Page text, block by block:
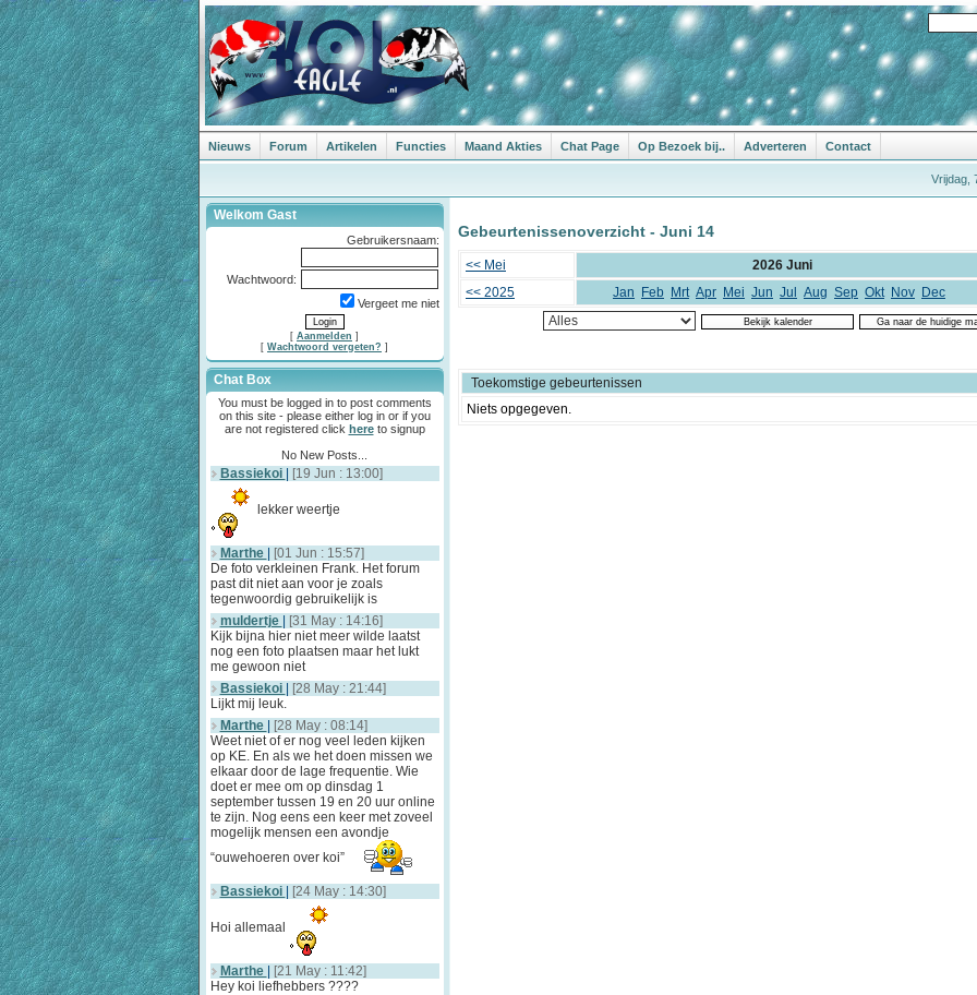
Nieuws Forum Artikelen Functies Maand Akties Chat Page Op Bezoek bij.. Adverteren Contact
Vrijdag,
Welkom Gast
Gebruikersnaam:
Wachtwoord:
Vergeet me niet
[ Aanmelden ]
[ Wachtwoord vergeten? ]
Chat Box
You must be logged in to post comments
on this site - please either log in or if you
are not registered click hereto signup
No New Posts...
Bassiekoi [19 Jun : 13:00]
lekker weertje
Marthe
[01 Jun : 15:57]
De foto verkleinen Frank. Het forum
past dit niet aan voor je zoals
tegenwoordig gebruikelijk is
muldertje
[31 May : 14:16]
Kijk bijna hier niet meer wilde laatst
nog een foto plaatsen maar het lukt
me gewoon niet
Bassiekoi
[28 May : 21:44]
Lijkt mij leuk.
Marthe
[28 May : 08:14]
Weet niet of er nog veel leden kijken
op KE. En als we het doen missen we
elkaar door de lage frequentie. Wie
doet er mee om op dinsdag 1
september tussen 19 en 20 uur online
te zijn. Nog eens een keer met zoveel
mogelijk mensen een avondje
“ouwehoeren over koi”
Bassiekoi [24 May : 14:30]
Hoi allemaal
Marthe
[21 May : 11:42]
Hey koi liefhebbers ????
Gebeurtenissenoverzicht - Juni 14
<< Mei 2026 Juni
<< 2025
Jan Feb Mrt Apr Mei Jun Jul Aug Sep Okt Nov Dec
Toekomstige gebeurtenissen
Niets opgegeven.